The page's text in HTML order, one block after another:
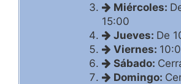
Miércoles:
15:00
Jueves: De
Viernes:
Sábado:
Domingo: